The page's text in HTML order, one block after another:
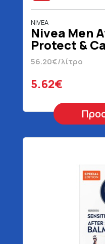
NIVEA
Nivea Men
Protect &
56.20€/λίτρο
5.62€